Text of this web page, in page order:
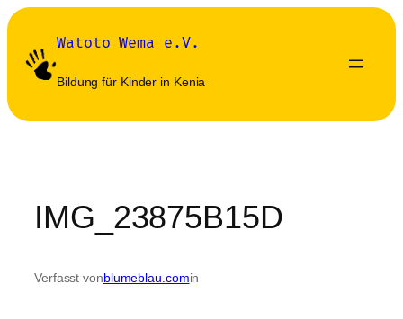
Zum
springen
Watoto Wema e.V.
Bildung für Kinder in Kenia
IMG_23875B15D
Verfasst vonblumeblau.comin